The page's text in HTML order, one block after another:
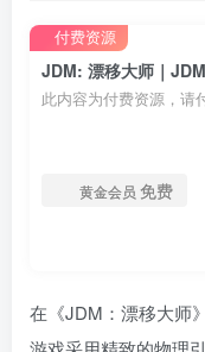
此内容为付费资源，请
黄金会员 免费
付费资源
在《JDM：漂移大师